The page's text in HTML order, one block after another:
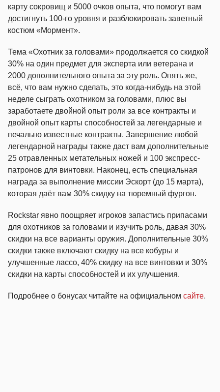
карту сокровищ и 5000 очков опыта, что помогут вам
достигнуть 100-го уровня и разблокировать заветный
костюм «Мормент».
Тема «Охотник за головами» продолжается со скидкой
30% на один предмет для эксперта или ветерана и
2000 дополнительного опыта за эту роль. Опять же,
всё, что вам нужно сделать, это когда-нибудь на этой
неделе сыграть охотником за головами, плюс вы
заработаете двойной опыт роли за все контракты и
двойной опыт карты способностей за легендарные и
печально известные контракты. Завершение любой
легендарной награды также даст вам дополнительные
25 отравленных метательных ножей и 100 экспресс-
патронов для винтовки. Наконец, есть специальная
награда за выполнение миссии Эскорт (до 15 марта),
которая даёт вам 30% скидку на тюремный фургон.
Rockstar явно поощряет игроков запастись припасами
для охотников за головами и изучить роль, давая 30%
скидки на все варианты оружия. Дополнительные 30%
скидки также включают скидку на все кобуры и
улучшенные лассо, 40% скидку на все винтовки и 30%
скидки на карты способностей и их улучшения.
Подробнее о бонусах читайте на официальном сайте.